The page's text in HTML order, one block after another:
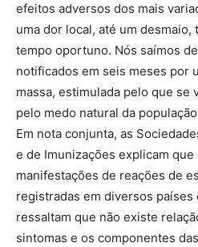
efeitos adversos dos mais
uma dor local, até um
tempo oportuno. Nós saímos
notificados em seis meses por
massa, estimulada pelo que se
pelo medo natural da
Em nota conjunta, as
e de Imunizações explicam que
manifestações de reações de
registradas em diversos países
ressaltam que não existe
sintomas e os componentes